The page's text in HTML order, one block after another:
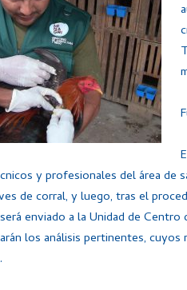
y profesionales del área de
de corral, y luego, tras el
enviado a la Unidad de Centro
los análisis pertinentes,